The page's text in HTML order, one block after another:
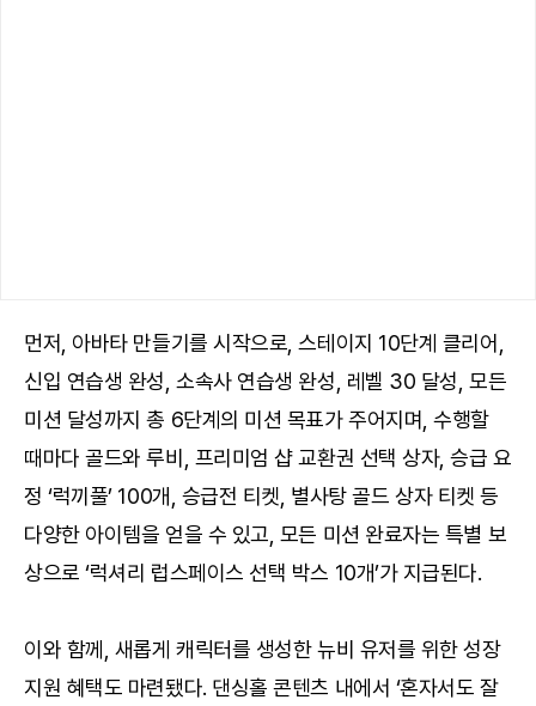
먼저, 아바타 만들기를 시작으로, 스테이지 10단계 클리어,
신입 연습생 완성, 소속사 연습생 완성, 레벨 30 달성, 모든
미션 달성까지 총 6단계의 미션 목표가 주어지며, 수행할
때마다 골드와 루비, 프리미엄 샵 교환권 선택 상자, 승급 요
정 ‘럭끼풀’ 100개, 승급전 티켓, 별사탕 골드 상자 티켓 등
다양한 아이템을 얻을 수 있고, 모든 미션 완료자는 특별 보
상으로 ‘럭셔리 럽스페이스 선택 박스 10개’가 지급된다.
이와 함께, 새롭게 캐릭터를 생성한 뉴비 유저를 위한 성장
지원 혜택도 마련됐다. 댄싱홀 콘텐츠 내에서 ‘혼자서도 잘